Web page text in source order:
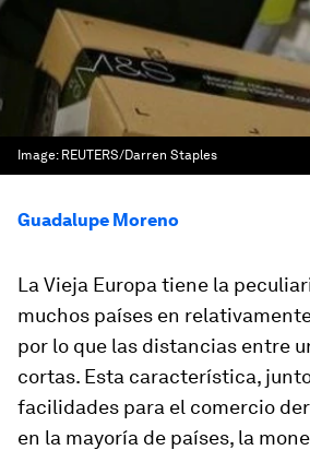
Image: REUTERS/Darren Staples
Guadalupe Moreno
La Vieja Europa tiene la
muchos países en
por lo que las distancias entre
cortas. Esta característica,
facilidades para el comercio
en la mayoría de países, la